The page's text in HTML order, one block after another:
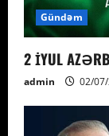
Gündəm
2 İYUL
admin 02/